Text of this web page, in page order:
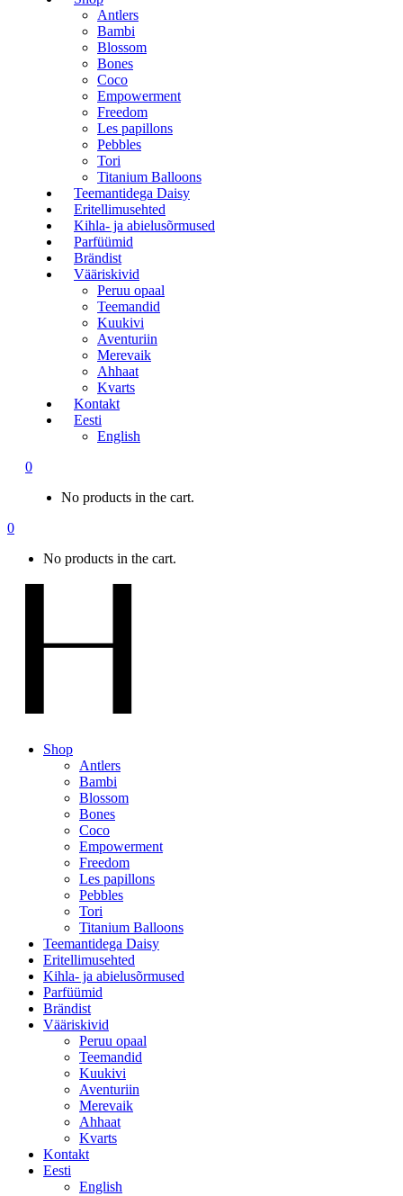
Antlers
Bambi
Blossom
Bones
Coco
Empowerment
Freedom
Les papillons
Pebbles
Tori
Titanium Balloons
Teemantidega Daisy
Eritellimusehted
Kihla- ja abielusõrmused
Parfüümid
Brändist
Vääriskivid
Peruu opaal
Teemandid
Kuukivi
Aventuriin
Merevaik
Ahhaat
Kvarts
Kontakt
Eesti
English
0
No products in the cart.
0
No products in the cart.
Shop
Antlers
Bambi
Blossom
Bones
Coco
Empowerment
Freedom
Les papillons
Pebbles
Tori
Titanium Balloons
Teemantidega Daisy
Eritellimusehted
Kihla- ja abielusõrmused
Parfüümid
Brändist
Vääriskivid
Peruu opaal
Teemandid
Kuukivi
Aventuriin
Merevaik
Ahhaat
Kvarts
Kontakt
Eesti
English